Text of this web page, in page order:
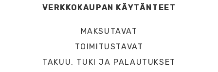
VERKKOKAUPAN KÄYTÄNTEET
MAKSUTAVAT
TOIMITUSTAVAT
TAKUU, TUKI JA PALAUTUKSET